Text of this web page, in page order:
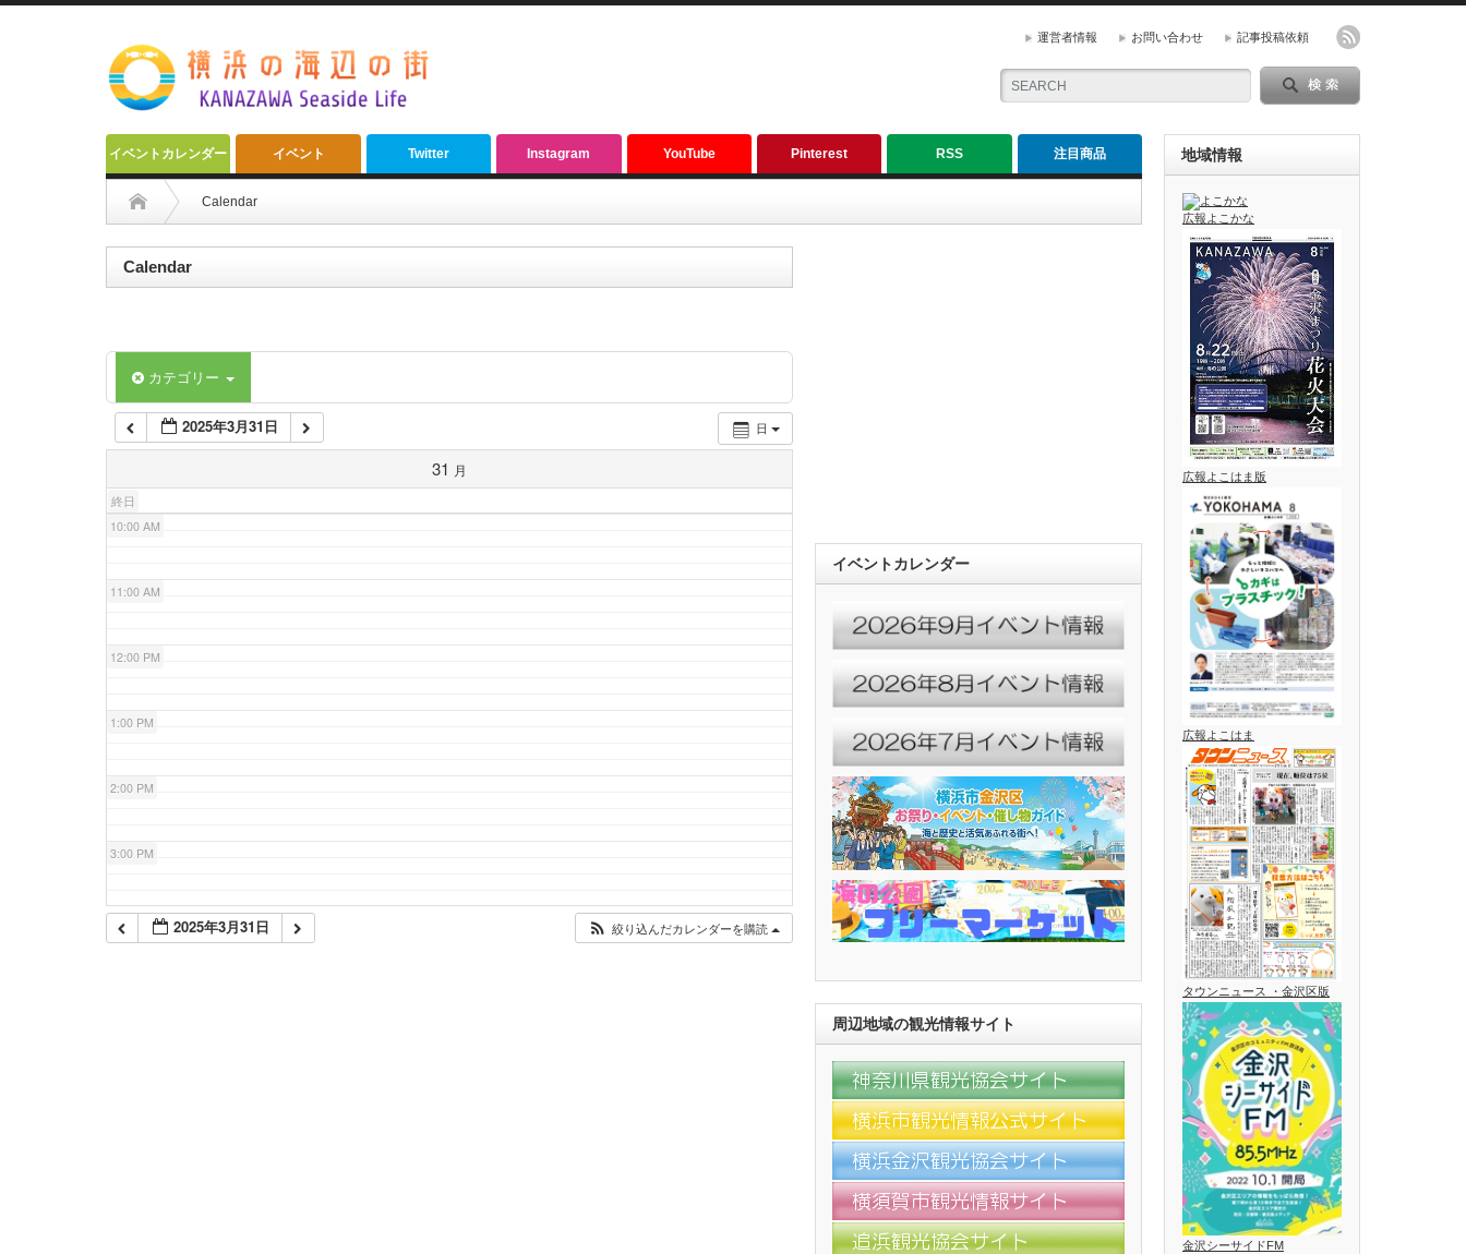
運営者情報 お問い合わせ 記事投稿依頼
イベントカレンダー イベント Twitter Instagram YouTube Pinterest RSS 注目商品
Calendar
Calendar
カテゴリー
日
2025年3月31日
31 月
終日
3:00 AM
4:00 AM
5:00 AM
6:00 AM
10:00 AM
11:00 AM
12:00 PM
1:00 PM
2:00 PM
3:00 PM
4:00 PM 2025年3月31日 絞り込んだカレンダーを購読
イベントカレンダー
周辺地域の観光情報サイト
地域情報
広報よこかな
広報よこはま版
広報よこはま
タウンニュース ・金沢区版
金沢シーサイドFM